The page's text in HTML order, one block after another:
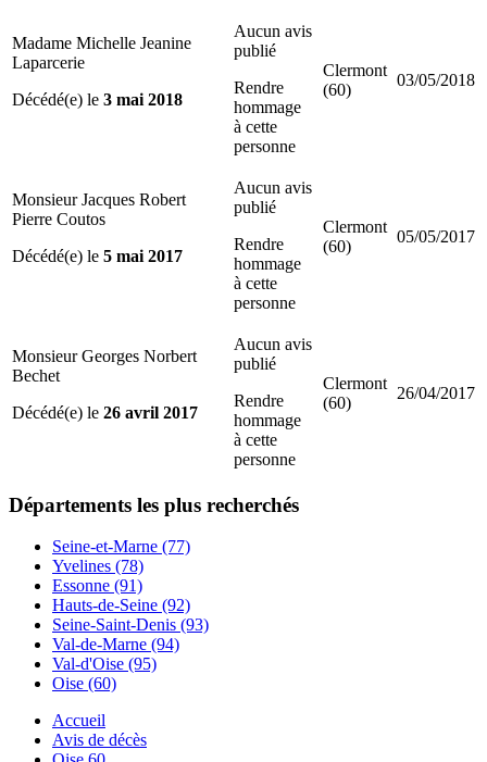
Madame Michelle Jeanine
Laparcerie
Décédé(e) le 3 mai 2018
Aucun avis
publié
Rendre
hommage
à cette
personne
Clermont
(60)
03/05/2018
Monsieur Jacques Robert
Pierre Coutos
Décédé(e) le 5 mai 2017
Aucun avis
publié
Rendre
hommage
à cette
personne
Clermont
(60)
05/05/2017
Monsieur Georges Norbert
Bechet
Décédé(e) le 26 avril 2017
Aucun avis
publié
Rendre
hommage
à cette
personne
Clermont
(60)
26/04/2017
Départements les plus recherchés
Seine-et-Marne (77)
Yvelines (78)
Essonne (91)
Hauts-de-Seine (92)
Seine-Saint-Denis (93)
Val-de-Marne (94)
Val-d'Oise (95)
Oise (60)
Accueil
Avis de décès